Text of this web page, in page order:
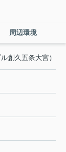
周辺環境
創久五条大宮）